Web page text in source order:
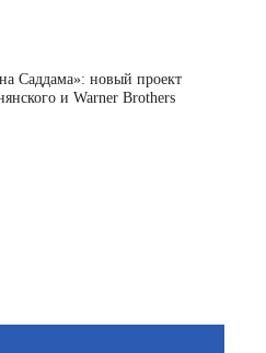
Саддама»: новый проект
и Warner Brothers